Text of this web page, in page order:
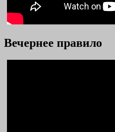
Вечернее правило